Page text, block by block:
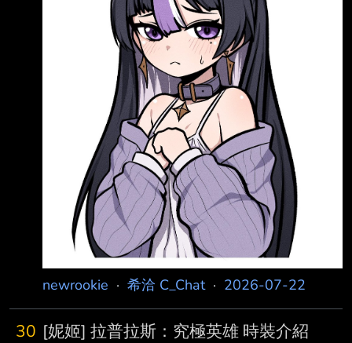
Yj.jpg ----- Sent from JPTT on my OPPO
CPH2639. --
newrookie · 希洽 C_Chat· 2026-07-22
30 [妮姬] 拉普拉斯：究極英雄 時裝介紹